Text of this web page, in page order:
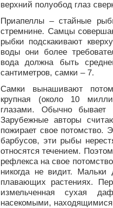
верхний полуобод глаз
Приапеллы – стайные
стремнине. Самцы
рыбки подскакивают
воды они более
вода должна быть
сантиметров, самки – 7.
Самки вынашивают
крупная (около 10
глазами. Обычно бывает
Зарубежные авторы
пожирает свое потомство.
барбусов, эти рыбы
относятся течением.
рефлекса на свое
никогда не видит. Мальки
плавающих растениях.
измельченная сухая
насекомыми,